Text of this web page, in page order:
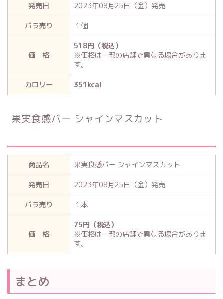
発売日
2023年08月25日（金）発売
バラ売り
１個
価 格
518円（税込）
※価格は一部の店舗で異なる場合がありま
す。
カロリー
351kcal
果実食感バー シャインマスカット
商品名
果実食感バー シャインマスカット
発売日
2023年08月25日（金）発売
バラ売り
１本
価 格
75円（税込）
※価格は一部の店舗で異なる場合がありま
す。
まとめ